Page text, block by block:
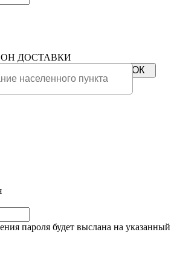
ДОСТАВКИ
пароля будет выслана на указанный